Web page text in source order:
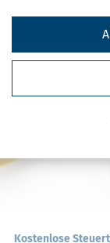
Kostenlose